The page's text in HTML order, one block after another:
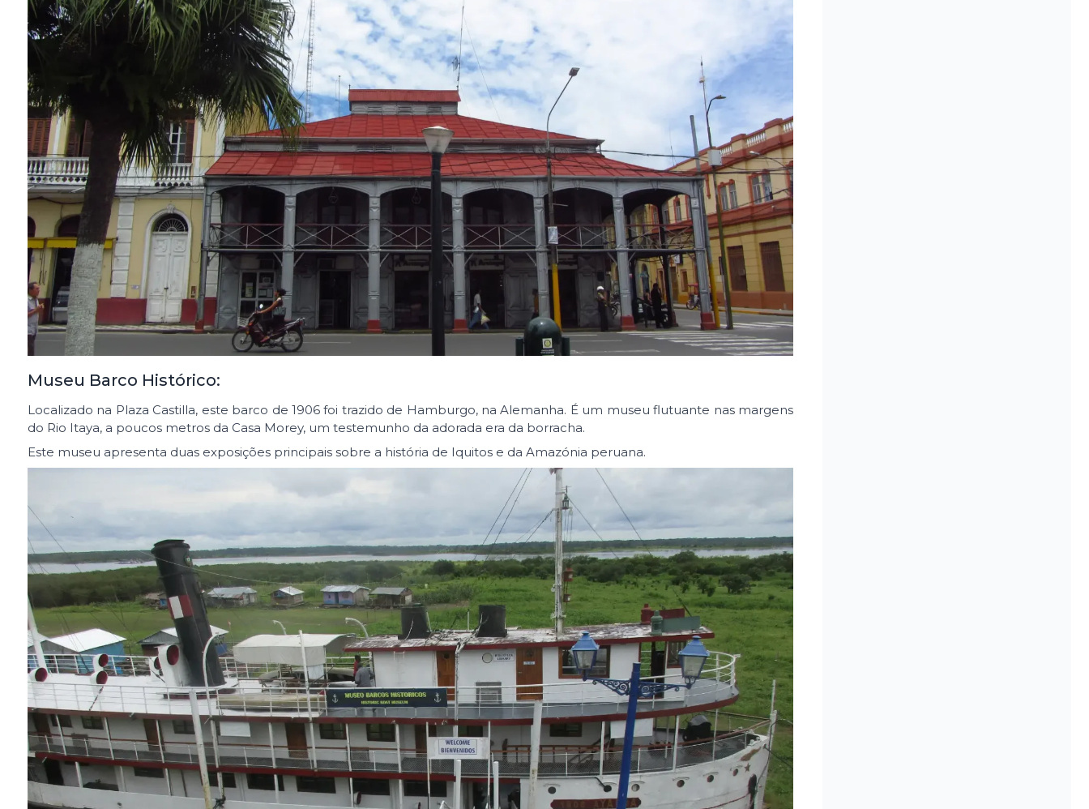
Museu Barco Histórico:
Localizado na Plaza Castilla, este barco de 1906 foi trazido de Hamburgo, na Alemanha. É um museu flutuante nas margens
do Rio Itaya, a poucos metros da Casa Morey, um testemunho da adorada era da borracha.
Este museu apresenta duas exposições principais sobre a história de Iquitos e da Amazónia peruana.